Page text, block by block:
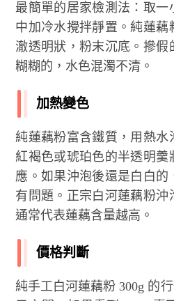
最簡單的居家檢測法：取一
中加冷水攪拌靜置。純蓮
澈透明狀，粉末沉底。摻假
糊糊的，水色混濁不清。
加熱變色
純蓮藕粉富含鐵質，用熱水
紅褐色或琥珀色的半透明羹
應。如果沖泡後還是白白
有問題。正宗白河蓮藕粉沖
通常代表蓮藕含量越高。
價格判斷
純手工白河蓮藕粉 300g 的